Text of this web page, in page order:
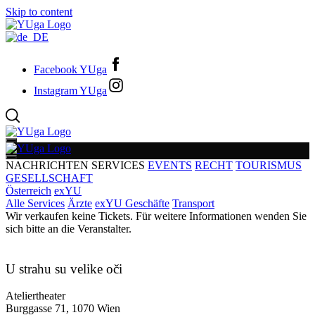
Skip to content
Facebook YUga
Instagram YUga
NACHRICHTEN SERVICES EVENTS RECHT TOURISMUS
GESELLSCHAFT
Österreich exYU
Alle Services Ärzte exYU Geschäfte Transport
Wir verkaufen keine Tickets. Für weitere Informationen wenden Sie
sich bitte an die Veranstalter.
U strahu su velike oči
Ateliertheater
Burggasse 71, 1070 Wien